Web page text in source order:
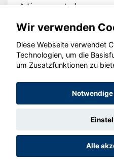
Nissan Juke
©
Wir verwenden
Diese Webseite verwendet
Technologien, um die
um Zusatzfunktionen zu
Alle